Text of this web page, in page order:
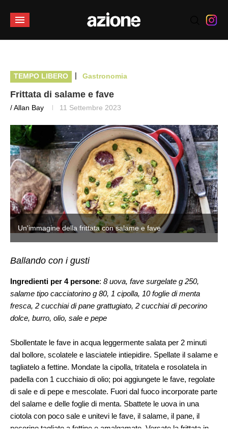
TEMPO LIBERO | Gastronomia
Frittata di salame e fave
/ Allan Bay 11 Settembre 2023
Un'immagine della frittata con salame e fave
Ballando con i gusti
Ingredienti per 4 persone: 8 uova, fave surgelate g 250,
salame tipo cacciatorino g 80, 1 cipolla, 10 foglie di menta
fresca, 2 cucchiai di pane grattugiato, 2 cucchiai di pecorino
dolce, burro, olio, sale e pepe
Sbollentate le fave in acqua leggermente salata per 2 minuti
dal bollore, scolatele e lasciatele intiepidire. Spellate il salame e
tagliatelo a fettine. Mondate la cipolla, tritatela e rosolatela in
padella con 1 cucchiaio di olio; poi aggiungete le fave, regolate
di sale e di pepe e mescolate. Fuori dal fuoco incorporate parte
del salame e delle foglie di menta. Sbattete le uova in una
ciotola con poco sale e unitevi le fave, il salame, il pane, il
pecorino tagliato a fettine e amalgamate. Versate la frittata in